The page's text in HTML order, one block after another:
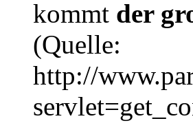
kommt der
(Quelle:
http://